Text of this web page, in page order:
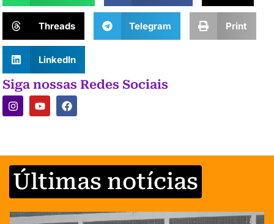
Threads Telegram Print
LinkedIn
Siga nossas Redes Sociais
Últimas notícias